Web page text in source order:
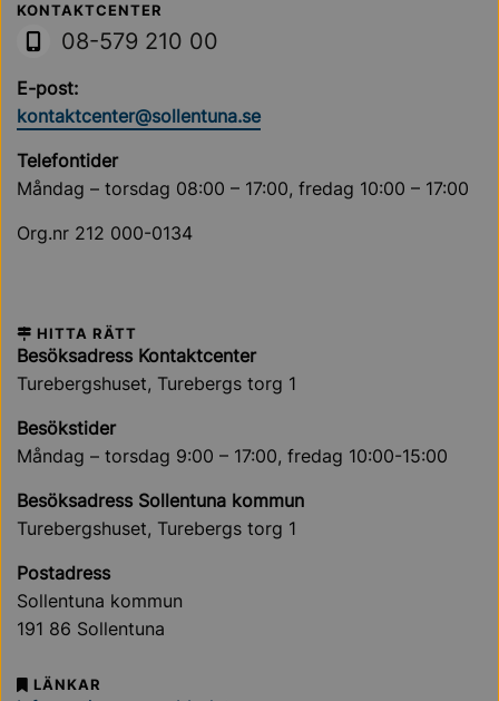
Sollentuna Kommun
KONTAKTCENTER
08-579 210 00
E-post:
kontaktcenter@sollentuna.se
Telefontider
Måndag – torsdag 08:00 – 17:00, fredag 10:00 – 17:00
Org.nr 212 000-0134
HITTA RÄTT
Besöksadress Kontaktcenter
Turebergshuset, Turebergs torg 1
Besökstider
Måndag – torsdag 9:00 – 17:00, fredag 10:00-15:00
Besöksadress Sollentuna kommun
Turebergshuset, Turebergs torg 1
Postadress
Sollentuna kommun
191 86 Sollentuna
LÄNKAR